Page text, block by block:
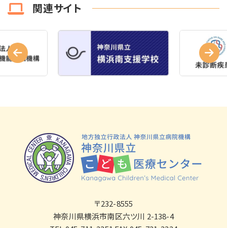
関連サイト
〒232-8555
神奈川県横浜市南区六ツ川 2-138-4